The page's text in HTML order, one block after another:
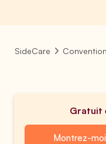
SideCare
Gratuit
Montrez-